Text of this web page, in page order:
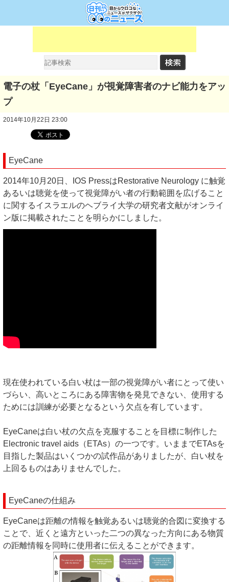
電子の杖「EyeCane」が視覚障害者のナビ能力をアッ
プ
2014年10月22日 23:00
EyeCane
2014年10月20日、IOS PressはRestorative Neurology に触覚
あるいは聴覚を使って視覚障がい者の行動範囲を広げること
に関するイスラエルのヘブライ大学の研究者文献がオンライ
ン版に掲載されたことを明らかにしました。
現在使われている白い杖は一部の視覚障がい者にとって使い
づらい、高いところにある障害物を発見できない、使用する
ためには訓練が必要となるという欠点を有しています。
EyeCaneは白い杖の欠点を克服することを目標に制作した
Electronic travel aids（ETAs）の一つです。いままでETAsを
目指した製品はいくつかの試作品がありましたが、白い杖を
上回るものはありませんでした。
EyeCaneの仕組み
EyeCaneは距離の情報を触覚あるいは聴覚的合図に変換する
ことで、近くと遠方といった二つの異なった方向にある物質
の距離情報を同時に使用者に伝えることができます。